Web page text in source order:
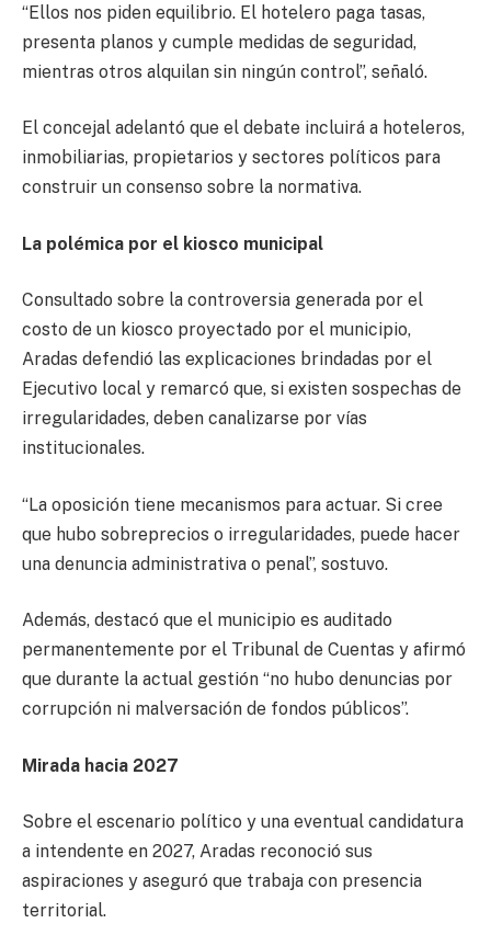
“Ellos nos piden equilibrio. El hotelero paga tasas,
presenta planos y cumple medidas de seguridad,
mientras otros alquilan sin ningún control”, señaló.
El concejal adelantó que el debate incluirá a hoteleros,
inmobiliarias, propietarios y sectores políticos para
construir un consenso sobre la normativa.
La polémica por el kiosco municipal
Consultado sobre la controversia generada por el
costo de un kiosco proyectado por el municipio,
Aradas defendió las explicaciones brindadas por el
Ejecutivo local y remarcó que, si existen sospechas de
irregularidades, deben canalizarse por vías
institucionales.
“La oposición tiene mecanismos para actuar. Si cree
que hubo sobreprecios o irregularidades, puede hacer
una denuncia administrativa o penal”, sostuvo.
Además, destacó que el municipio es auditado
permanentemente por el Tribunal de Cuentas y afirmó
que durante la actual gestión “no hubo denuncias por
corrupción ni malversación de fondos públicos”.
Mirada hacia 2027
Sobre el escenario político y una eventual candidatura
a intendente en 2027, Aradas reconoció sus
aspiraciones y aseguró que trabaja con presencia
territorial.